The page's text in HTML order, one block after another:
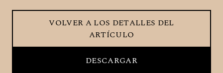
VOLVER A LOS DETALLES DEL
ARTÍCULO
DESCARGARDESCARGAR PDF